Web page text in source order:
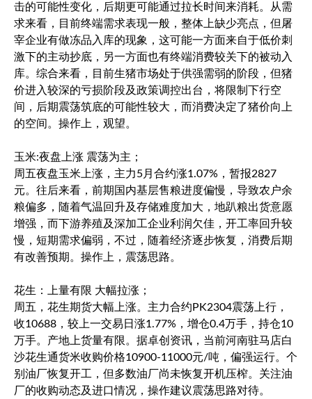
击的可能性变化，后期更可能通过拉长时间来消耗。从需
求来看，目前终端需求表现一般，整体上缺少亮点，但屠
宰企业有做冻品入库的现象，这可能一方面来自于低价刺
激下的主动抄底，另一方面也有终端消费较关下的被动入
库。综合来看，目前生猪市场处于供强需弱的阶段，但猪
价进入较深的亏损阶段及政策调控出台，将限制下行空
间，后期震荡筑底的可能性较大，而消费决定了猪价向上
的空间。操作上，观望。
玉米:夜盘上涨 震荡为主；
周五夜盘玉米上涨，主力5月合约涨1.07%，暂报2827
元。往后来看，前期国内基层售粮进度偏慢，导致农户余
粮偏多，随着气温回升及存储难度加大，地趴粮出货意愿
增强，而下游养殖及深加工企业利润欠佳，开工率回升较
慢，短期需求偏弱，不过，随着经济逐步恢复，消费后期
有改善预期。操作上，震荡思路。
花生：上量有限 大幅拉涨；
周五，花生期货大幅上涨。主力合约PK2304震荡上行，
收10688，较上一交易日涨1.77%，增仓0.4万手，持仓10
万手。产地上货量有限。据卓创资讯，当前河南驻马店白
沙花生通货米收购价格10900-11000元/吨，偏强运行。个
别油厂恢复开工，但多数油厂尚未恢复开机压榨。关注油
厂的收购动态及进口情况，操作建议震荡思路对待。